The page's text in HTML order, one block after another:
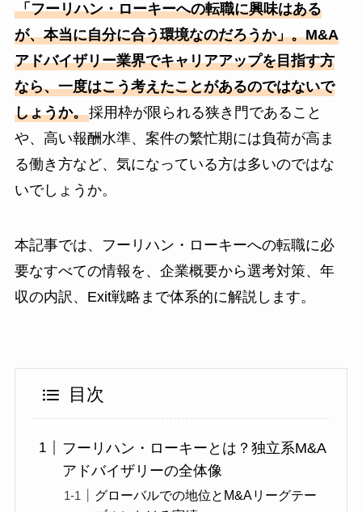
「フーリハン・ローキーへの転職に興味はある
が、本当に自分に合う環境なのだろうか」。M&A
アドバイザリー業界でキャリアアップを目指す方
なら、一度はこう考えたことがあるのではないで
しょうか。採用枠が限られる狭き門であること
や、高い報酬水準、案件の繁忙期には負荷が高ま
る働き方など、気になっている方は多いのではな
いでしょうか。
本記事では、フーリハン・ローキーへの転職に必
要なすべての情報を、企業概要から選考対策、年
収の内訳、Exit戦略まで体系的に解説します。
目次
フーリハン・ローキーとは？独立系M&A
アドバイザリーの全体像
グローバルでの地位とM&Aリーグテー